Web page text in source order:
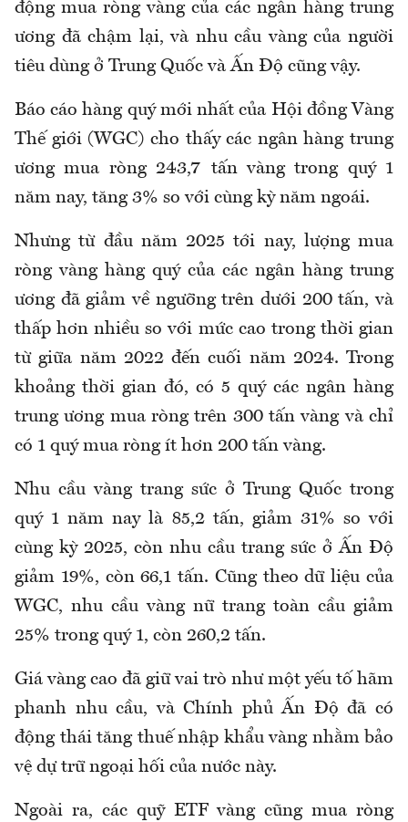
động mua ròng vàng của các ngân hàng trung
ương đã chậm lại, và nhu cầu vàng của người
tiêu dùng ở Trung Quốc và Ấn Độ cũng vậy.
Báo cáo hàng quý mới nhất của Hội đồng Vàng
Thế giới (WGC) cho thấy các ngân hàng trung
ương mua ròng 243,7 tấn vàng trong quý 1
năm nay, tăng 3% so với cùng kỳ năm ngoái.
Nhưng từ đầu năm 2025 tới nay, lượng mua
ròng vàng hàng quý của các ngân hàng trung
ương đã giảm về ngưỡng trên dưới 200 tấn, và
thấp hơn nhiều so với mức cao trong thời gian
từ giữa năm 2022 đến cuối năm 2024. Trong
khoảng thời gian đó, có 5 quý các ngân hàng
trung ương mua ròng trên 300 tấn vàng và chỉ
có 1 quý mua ròng ít hơn 200 tấn vàng.
Nhu cầu vàng trang sức ở Trung Quốc trong
quý 1 năm nay là 85,2 tấn, giảm 31% so với
cùng kỳ 2025, còn nhu cầu trang sức ở Ấn Độ
giảm 19%, còn 66,1 tấn. Cũng theo dữ liệu của
WGC, nhu cầu vàng nữ trang toàn cầu giảm
25% trong quý 1, còn 260,2 tấn.
Giá vàng cao đã giữ vai trò như một yếu tố hãm
phanh nhu cầu, và Chính phủ Ấn Độ đã có
động thái tăng thuế nhập khẩu vàng nhằm bảo
vệ dự trữ ngoại hối của nước này.
Ngoài ra, các quỹ ETF vàng cũng mua ròng